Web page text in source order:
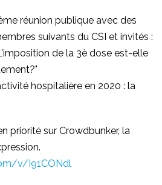
réunion publique avec des
suivants du CSI et invités :
de la 3è dose est-elle
hospitalière en 2020 : la
priorité sur Crowdbunker, la
v/I91CONdl